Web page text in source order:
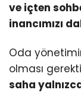
ve içten
inancımızı
Oda
olması
saha